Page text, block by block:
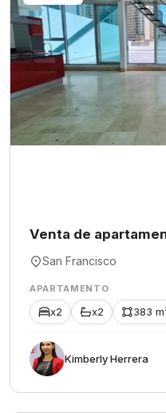
Venta de
San Francisco
APARTAMENTO
x2 x2 383
Kimberly Herrera